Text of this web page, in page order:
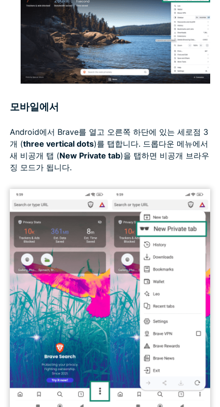
모바일에서
Android에서 Brave를 열고 오른쪽 하단에 있는 세로점 3
개 (three vertical dots)를 탭합니다. 드롭다운 메뉴에서
새 비공개 탭 (New Private tab)을 탭하면 비공개 브라우
징 모드가 됩니다.